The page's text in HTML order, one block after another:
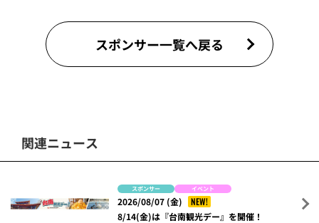
スポンサー一覧へ戻る
関連ニュース
スポンサー イベント
2026/08/07 (金)
NEW!
8/14(金)は『台南観光デー』を開催！